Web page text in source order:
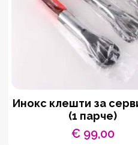
Инокс клешти за
(1 парче)
€99,00